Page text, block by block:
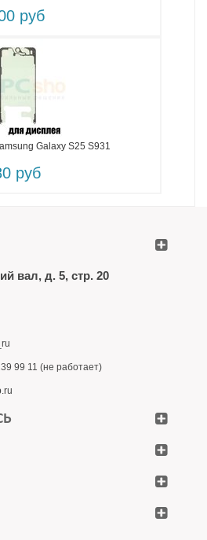
руб
Galaxy S25 S931
руб
вал, д. 5, стр. 20
99 11 (не работает)